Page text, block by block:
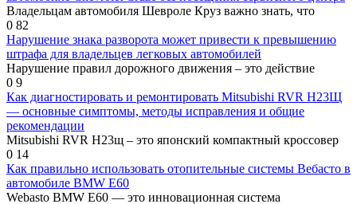
Владельцам автомобиля Шевроле Круз важно знать, что
0 82
Нарушение знака разворота может привести к превышению
штрафа для владельцев легковых автомобилей
Нарушение правил дорожного движения – это действие
0 9
Как диагностировать и ремонтировать Mitsubishi RVR Н23Щ
— основные симптомы, методы исправления и общие
рекомендации
Mitsubishi RVR Н23щ – это японский компактный кроссовер
0 14
Как правильно использовать отопительные системы Вебасто в
автомобиле BMW E60
Webasto BMW E60 — это инновационная система